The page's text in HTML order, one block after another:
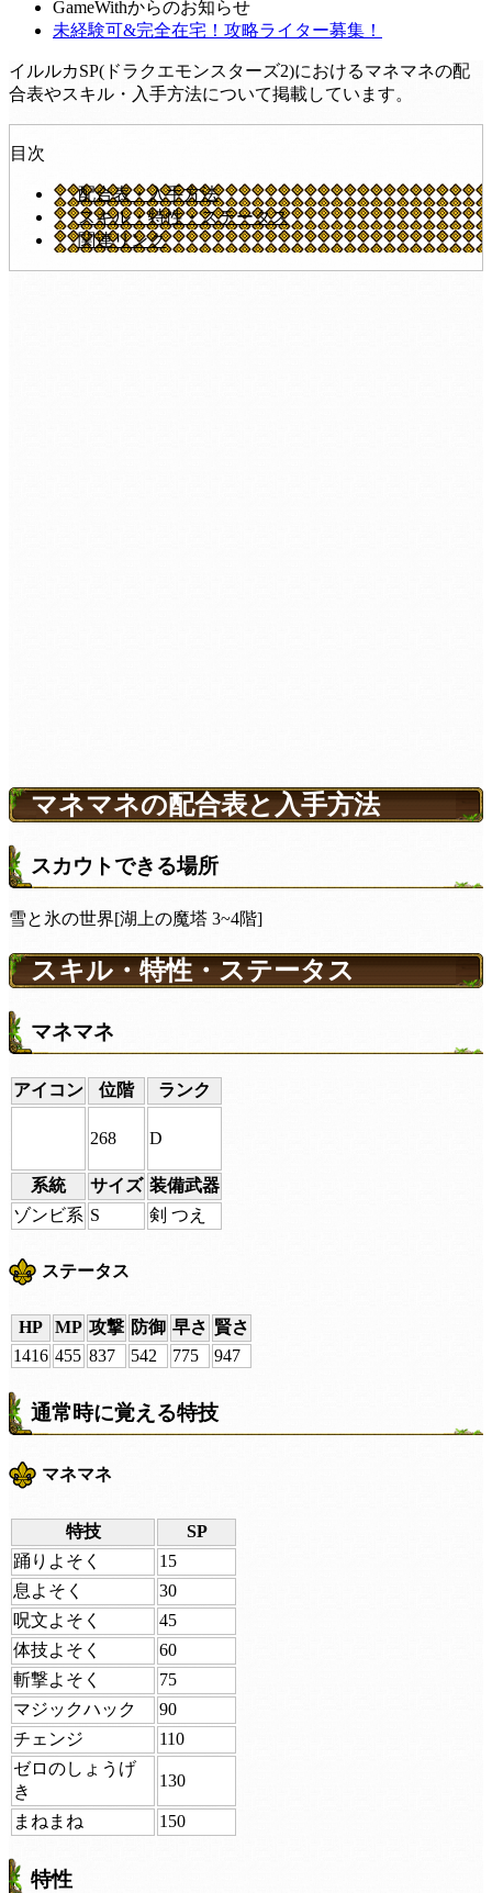
GameWithからのお知らせ
未経験可&完全在宅！攻略ライター募集！
イルルカSP(ドラクエモンスターズ2)におけるマネマネの配
合表やスキル・入手方法について掲載しています。
目次
配合表・入手方法
スキル・特性・ステータス
関連リンク
マネマネの配合表と入手方法
スカウトできる場所
雪と氷の世界[湖上の魔塔 3~4階]
スキル・特性・ステータス
マネマネ
アイコン 位階 ランク
268 D
系統 サイズ 装備武器
ゾンビ系 S 剣 つえ
ステータス
HP MP 攻撃 防御 早さ 賢さ
1416 455 837 542 775 947
通常時に覚える特技
マネマネ
特技
SP
踊りよそく
15
息よそく
30
呪文よそく
45
体技よそく
60
斬撃よそく
75
マジックハック
90
チェンジ
110
ゼロのしょうげ
き
130
まねまね 150
特性